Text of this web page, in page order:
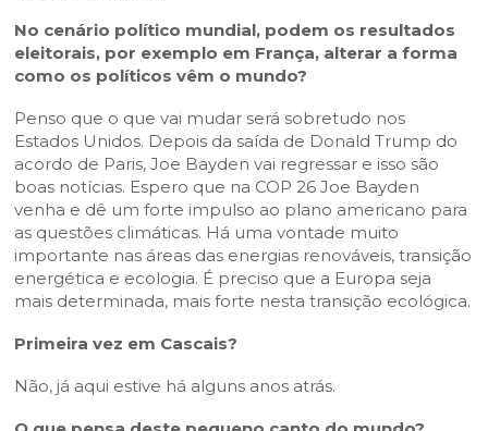
No cenário político mundial, podem os resultados
eleitorais, por exemplo em França, alterar a forma
como os políticos vêm o mundo?
Penso que o que vai mudar será sobretudo nos
Estados Unidos. Depois da saída de Donald Trump do
acordo de Paris, Joe Bayden vai regressar e isso são
boas notícias. Espero que na COP 26 Joe Bayden
venha e dê um forte impulso ao plano americano para
as questões climáticas. Há uma vontade muito
importante nas áreas das energias renováveis, transição
energética e ecologia. É preciso que a Europa seja
mais determinada, mais forte nesta transição ecológica.
Primeira vez em Cascais?
Não, já aqui estive há alguns anos atrás.